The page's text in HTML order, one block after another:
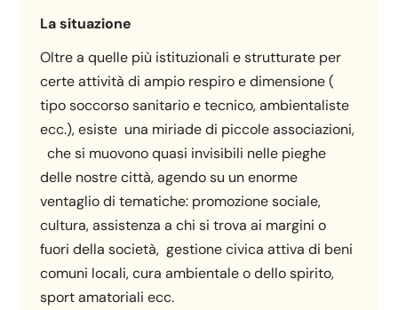
La situazione
Oltre a quelle più istituzionali e strutturate per
certe attività di ampio respiro e dimensione (
tipo soccorso sanitario e tecnico, ambientaliste
ecc.), esiste una miriade di piccole associazioni,
che si muovono quasi invisibili nelle pieghe
delle nostre città, agendo su un enorme
ventaglio di tematiche: promozione sociale,
cultura, assistenza a chi si trova ai margini o
fuori della società, gestione civica attiva di beni
comuni locali, cura ambientale o dello spirito,
sport amatoriali ecc.